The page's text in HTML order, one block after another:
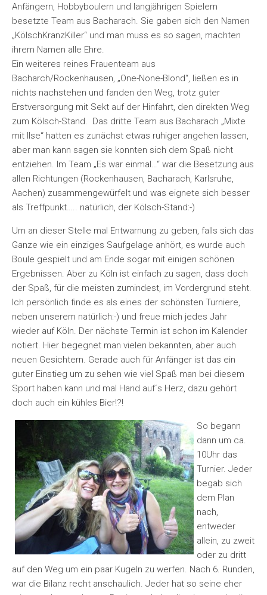
Anfängern, Hobbyboulern und langjährigen Spielern
besetzte Team aus Bacharach. Sie gaben sich den Namen
„KölschKranzKiller“ und man muss es so sagen, machten
ihrem Namen alle Ehre.
Ein weiteres reines Frauenteam aus
Bacharch/Rockenhausen, „One-None-Blond“, ließen es in
nichts nachstehen und fanden den Weg, trotz guter
Erstversorgung mit Sekt auf der Hinfahrt, den direkten Weg
zum Kölsch-Stand. Das dritte Team aus Bacharach „Mixte
mit Ilse“ hatten es zunächst etwas ruhiger angehen lassen,
aber man kann sagen sie konnten sich dem Spaß nicht
entziehen. Im Team „Es war einmal…“ war die Besetzung aus
allen Richtungen (Rockenhausen, Bacharach, Karlsruhe,
Aachen) zusammengewürfelt und was eignete sich besser
als Treffpunkt….. natürlich, der Kölsch-Stand:-)
Um an dieser Stelle mal Entwarnung zu geben, falls sich das
Ganze wie ein einziges Saufgelage anhört, es wurde auch
Boule gespielt und am Ende sogar mit einigen schönen
Ergebnissen. Aber zu Köln ist einfach zu sagen, dass doch
der Spaß, für die meisten zumindest, im Vordergrund steht.
Ich persönlich finde es als eines der schönsten Turniere,
neben unserem natürlich:-) und freue mich jedes Jahr
wieder auf Köln. Der nächste Termin ist schon im Kalender
notiert. Hier begegnet man vielen bekannten, aber auch
neuen Gesichtern. Gerade auch für Anfänger ist das ein
guter Einstieg um zu sehen wie viel Spaß man bei diesem
Sport haben kann und mal Hand auf´s Herz, dazu gehört
doch auch ein kühles Bier!?!
So begann
dann um ca.
10Uhr das
Turnier. Jeder
begab sich
dem Plan
nach,
entweder
allein, zu zweit
oder zu dritt
auf den Weg um ein paar Kugeln zu werfen. Nach 6. Runden,
war die Bilanz recht anschaulich. Jeder hat so seine eher